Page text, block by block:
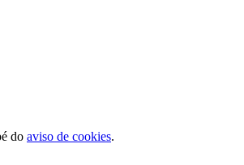
do aviso de cookies.